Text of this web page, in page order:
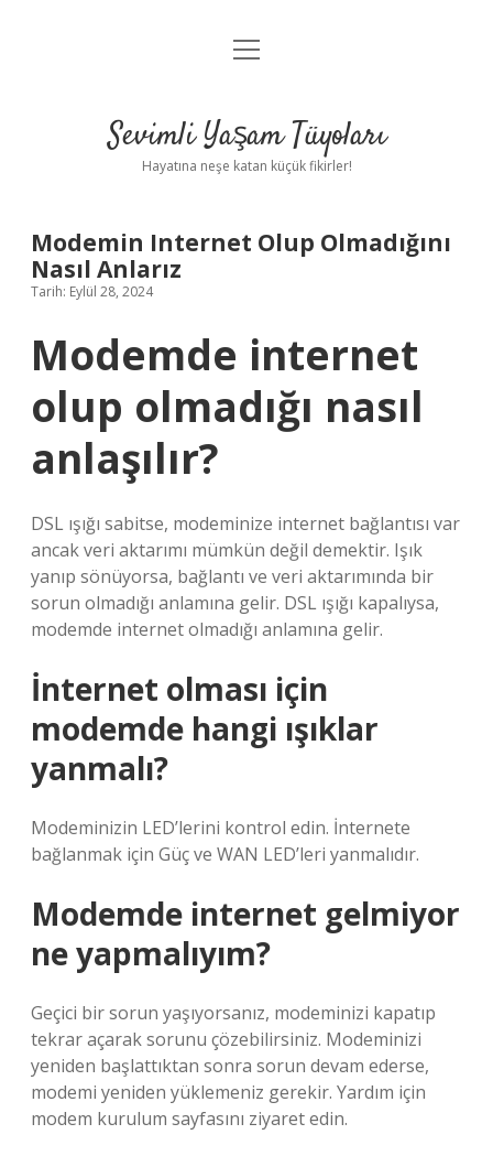
Anasayfa
Yasal Uyarı
menüyü
Sevimli Yaşam Tüyoları
Hayatına neşe katan küçük fikirler!
Modemin Internet Olup Olmadığını
Nasıl Anlarız
Tarih: Eylül 28, 2024
Modemde internet
olup olmadığı nasıl
anlaşılır?
DSL ışığı sabitse, modeminize internet bağlantısı var
ancak veri aktarımı mümkün değil demektir. Işık
yanıp sönüyorsa, bağlantı ve veri aktarımında bir
sorun olmadığı anlamına gelir. DSL ışığı kapalıysa,
modemde internet olmadığı anlamına gelir.
İnternet olması için
modemde hangi ışıklar
yanmalı?
Modeminizin LED’lerini kontrol edin. İnternete
bağlanmak için Güç ve WAN LED’leri yanmalıdır.
Modemde internet gelmiyor
ne yapmalıyım?
Geçici bir sorun yaşıyorsanız, modeminizi kapatıp
tekrar açarak sorunu çözebilirsiniz. Modeminizi
yeniden başlattıktan sonra sorun devam ederse,
modemi yeniden yüklemeniz gerekir. Yardım için
modem kurulum sayfasını ziyaret edin.